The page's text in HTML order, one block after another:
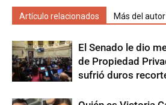
Artículo relacionados Más del autor
El Senado le dio
de Propiedad
sufrió duros